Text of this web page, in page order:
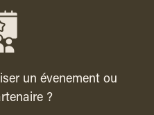
un évenement ou
?